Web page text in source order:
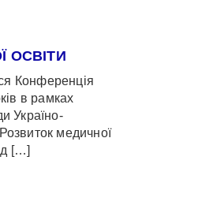
ОСВІТИ
Конференція
в рамках
Україно-
медичної
[…]